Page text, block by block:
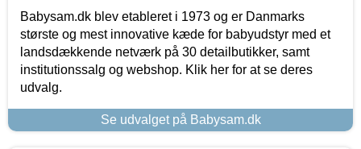
Babysam.dk blev etableret i 1973 og er Danmarks
største og mest innovative kæde for babyudstyr med et
landsdækkende netværk på 30 detailbutikker, samt
institutionssalg og webshop. Klik her for at se deres
udvalg.
Se udvalget på Babysam.dk